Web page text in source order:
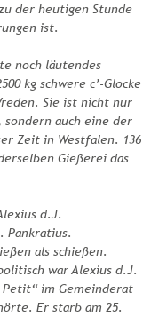
der heutigen Stunde
ist.
noch läutendes
kg schwere c’-Glocke
Sie ist nicht nur
sondern auch eine der
Zeit in Westfalen. 136
Gießerei das
d.J.
Pankratius.
als schießen.
war Alexius d.J.
Petit“ im Gemeinderat
Er starb am 25.